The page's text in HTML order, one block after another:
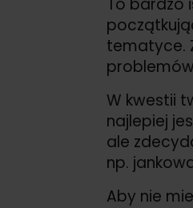
To bardzo
tematyce.
W kwestii
najlepiej
ale
np.
Aby nie